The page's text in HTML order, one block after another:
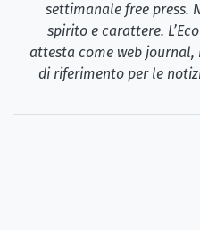
settimanale free press.
spirito e carattere.
attesta come web
di riferimento per le